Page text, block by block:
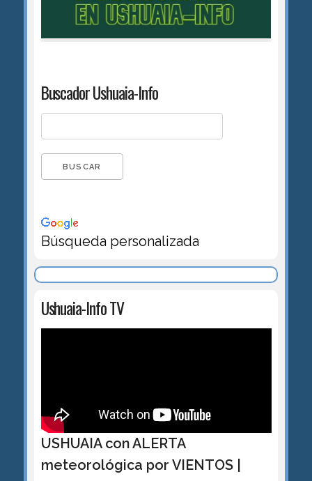
Buscador Ushuaia-Info
Búsqueda personalizada
Ushuaia-Info TV
USHUAIA con ALERTA
meteorológica por VIENTOS |